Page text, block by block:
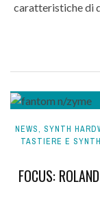
caratteristiche di
NEWS, SYNTH
TASTIERE E
FOCUS: